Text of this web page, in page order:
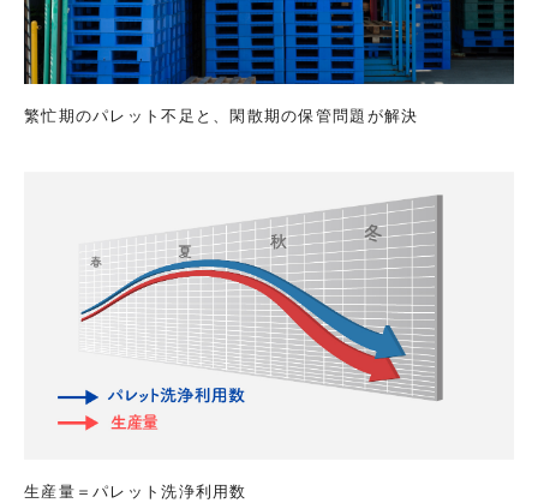
繁忙期のパレット不足と、閑散期の保管問題が解決
生産量＝パレット洗浄利用数